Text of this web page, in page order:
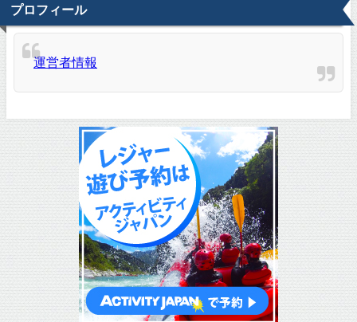
プロフィール
運営者情報